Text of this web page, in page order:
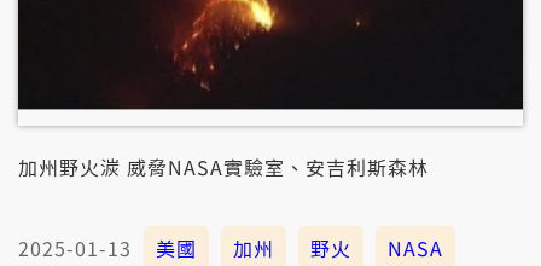
加州野火湠 威脅NASA實驗室、安吉利斯森林
2025-01-13 美國 加州 野火 NASA